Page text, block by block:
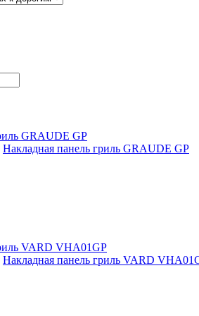
Накладная панель гриль GRAUDE GP
Накладная панель гриль VARD